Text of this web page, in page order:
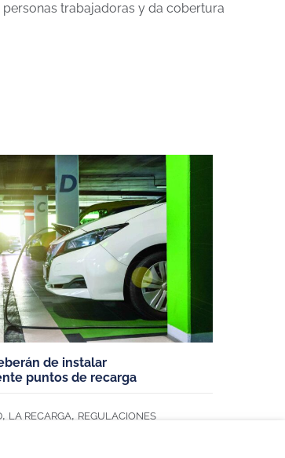
trabajadoras y da cobertura
de instalar
puntos de recarga
, LA RECARGA, REGULACIONES